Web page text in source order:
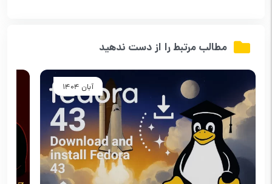
مطالب مرتبط را از دست ندهید
آبان 1404